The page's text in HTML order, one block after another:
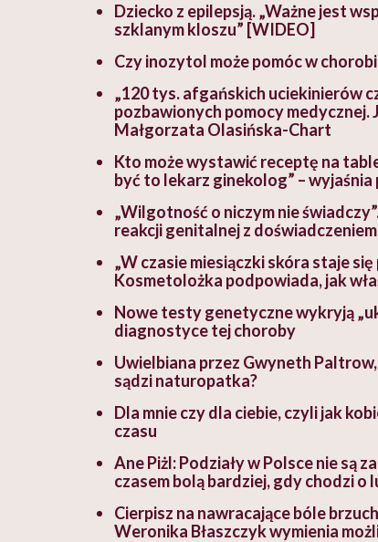
Dziecko z epilepsją. „Ważne jest
szklanym kloszu” [WIDEO]
Czy inozytol może pomóc w
„120 tys. afgańskich uciekinierów
pozbawionych pomocy medycznej.
Małgorzata Olasińska-Chart
Kto może wystawić receptę na
być to lekarz ginekolog” –
„Wilgotność o niczym nie
reakcji genitalnej z
„W czasie miesiączki skóra staje
Kosmetolożka podpowiada, jak
Nowe testy genetyczne wykryją
diagnostyce tej choroby
Uwielbiana przez Gwyneth
sądzi naturopatka?
Dla mnie czy dla ciebie, czyli jak
czasu
Ane Piżl: Podziały w Polsce nie są
czasem bolą bardziej, gdy chodzi o
Cierpisz na nawracające bóle
Weronika Błaszczyk wymienia